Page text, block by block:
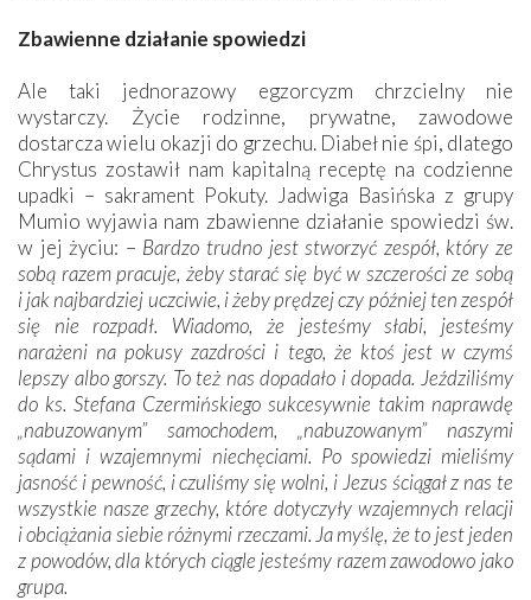
Zbawienne działanie spowiedzi
Ale taki jednorazowy egzorcyzm chrzcielny nie
wystarczy. Życie rodzinne, prywatne, zawodowe
dostarcza wielu okazji do grzechu. Diabeł nie śpi, dlatego
Chrystus zostawił nam kapitalną receptę na codzienne
upadki – sakrament Pokuty. Jadwiga Basińska z grupy
Mumio wyjawia nam zbawienne działanie spowiedzi św.
w jej życiu: – Bardzo trudno jest stworzyć zespół, który ze
sobą razem pracuje, żeby starać się być w szczerości ze sobą
i jak najbardziej uczciwie, i żeby prędzej czy później ten zespół
się nie rozpadł. Wiadomo, że jesteśmy słabi, jesteśmy
narażeni na pokusy zazdrości i tego, że ktoś jest w czymś
lepszy albo gorszy. To też nas dopadało i dopada. Jeździliśmy
do ks. Stefana Czermińskiego sukcesywnie takim naprawdę
„nabuzowanym” samochodem, „nabuzowanym” naszymi
sądami i wzajemnymi niechęciami. Po spowiedzi mieliśmy
jasność i pewność, i czuliśmy się wolni, i Jezus ściągał z nas te
wszystkie nasze grzechy, które dotyczyły wzajemnych relacji
i obciążania siebie różnymi rzeczami. Ja myślę, że to jest jeden
z powodów, dla których ciągle jesteśmy razem zawodowo jako
grupa.